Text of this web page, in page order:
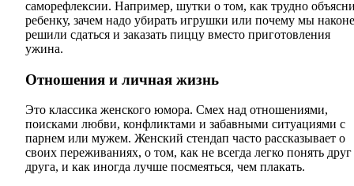
саморефлексии. Например, шутки о том, как трудно
ребенку, зачем надо убирать игрушки или почему мы
решили сдаться и заказать пиццу вместо приготовления
ужина.
Отношения и личная жизнь
Это классика женского юмора. Смех над отношениями,
поисками любви, конфликтами и забавными ситуациями с
парнем или мужем. Женский стендап часто рассказывает о
своих переживаниях, о том, как не всегда легко понять друг
друга, и как иногда лучше посмеяться, чем плакать.